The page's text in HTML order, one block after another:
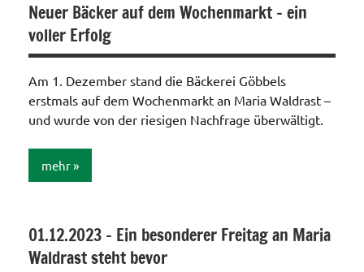
Neuer Bäcker auf dem Wochenmarkt – ein
voller Erfolg
Am 1. Dezember stand die Bäckerei Göbbels
erstmals auf dem Wochenmarkt an Maria Waldrast –
und wurde von der riesigen Nachfrage überwältigt.
mehr
Veränderungen /
Angebote
/Verbesserungen..
01.12.2023 – Ein besonderer Freitag an Maria
Waldrast steht bevor